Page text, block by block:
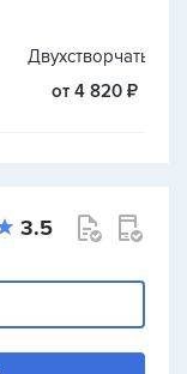
Двухстворчатые
от 4 820 ₽
3.5